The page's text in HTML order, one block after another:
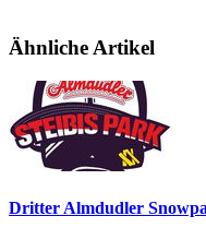
Ähnliche Artikel
Dritter Almdudler